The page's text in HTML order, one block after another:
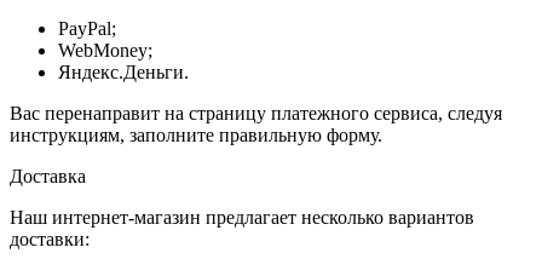
PayPal;
WebMoney;
Яндекс.Деньги.
Вас перенаправит на страницу платежного сервиса, следуя
инструкциям, заполните правильную форму.
Доставка
Наш интернет-магазин предлагает несколько вариантов
доставки: